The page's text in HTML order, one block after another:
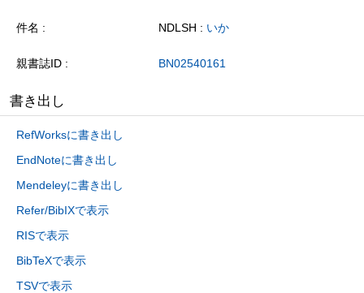
件名 NDLSH : いか
親書誌ID BN02540161
書き出し
RefWorksに書き出し
EndNoteに書き出し
Mendeleyに書き出し
Refer/BibIXで表示
RISで表示
BibTeXで表示
TSVで表示